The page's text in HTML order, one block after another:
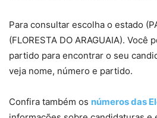
Para consultar escolha o estado
(FLORESTA DO ARAGUAIA).
partido para encontrar o seu
veja nome, número e partido.
Confira também os números das